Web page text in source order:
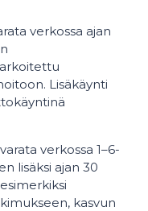
verkossa ajan
Lisäkäynti
verkossa 1–6-
lisäksi ajan 30
kasvun